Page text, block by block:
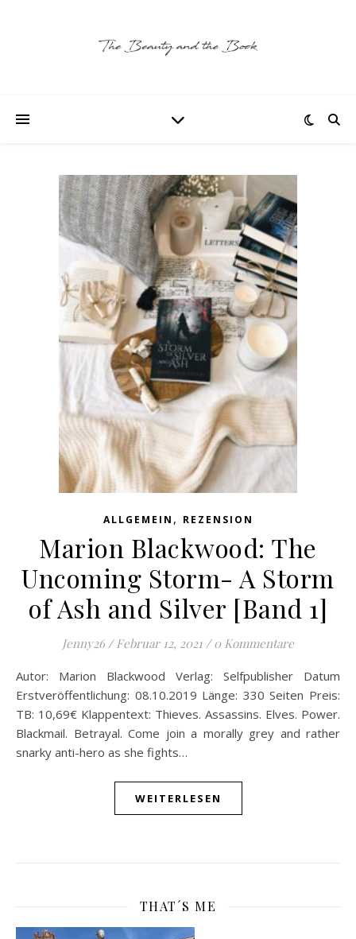
ALLGEMEIN , REZENSION
Marion Blackwood: The
Uncoming Storm- A Storm
of Ash and Silver [Band 1]
Jenny26 / Februar 12, 2021 / 0 Kommentare
Autor: Marion Blackwood Verlag: Selfpublisher Datum
Erstveröffentlichung: 08.10.2019 Länge: 330 Seiten Preis:
TB: 10,69€ Klappentext: Thieves. Assassins. Elves. Power.
Blackmail. Betrayal. Come join a morally grey and rather
snarky anti-hero as she fights…
WEITERLESEN
THAT´S ME